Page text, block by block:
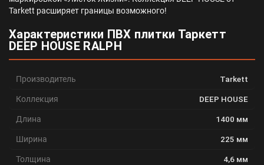
Tarkett расширяет границы возможного!
Характеристики ПВХ плитки Таркетт
DEEP HOUSE RALPH
Производитель Tarkett
Коллекция DEEP HOUSE
Длина 1400 мм
Ширина 225 мм
Толщина 4,6 мм